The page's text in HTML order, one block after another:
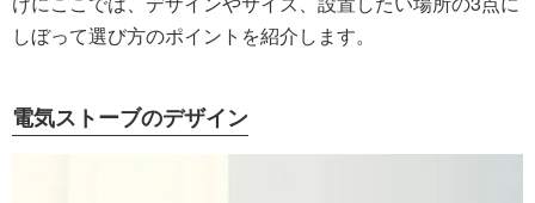
しぼって選び方のポイントを紹介します。
電気ストーブのデザイン